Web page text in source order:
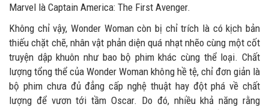
Marvel là Captain America: The First Avenger.
Không chỉ vậy, Wonder Woman còn bị chỉ trích là có kịch bản
thiếu chặt chẽ, nhân vật phản diện quá nhạt nhẽo cùng một cốt
truyện dập khuôn như bao bộ phim khác cùng thể loại. Chất
lượng tổng thể của Wonder Woman không hề tệ, chỉ đơn giản là
bộ phim chưa đủ đẳng cấp nghệ thuật hay đột phá về chất
lượng để vươn tới tầm Oscar. Do đó, nhiều khả năng rằng